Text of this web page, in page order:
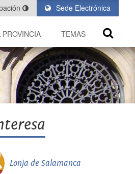
Sede Electrónica
PROVINCIA TEMAS
Lonja de Salamanca